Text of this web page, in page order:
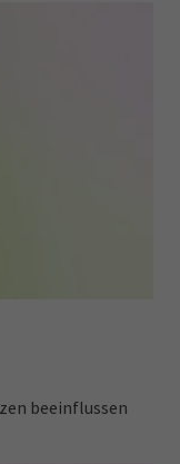
beeinflussen